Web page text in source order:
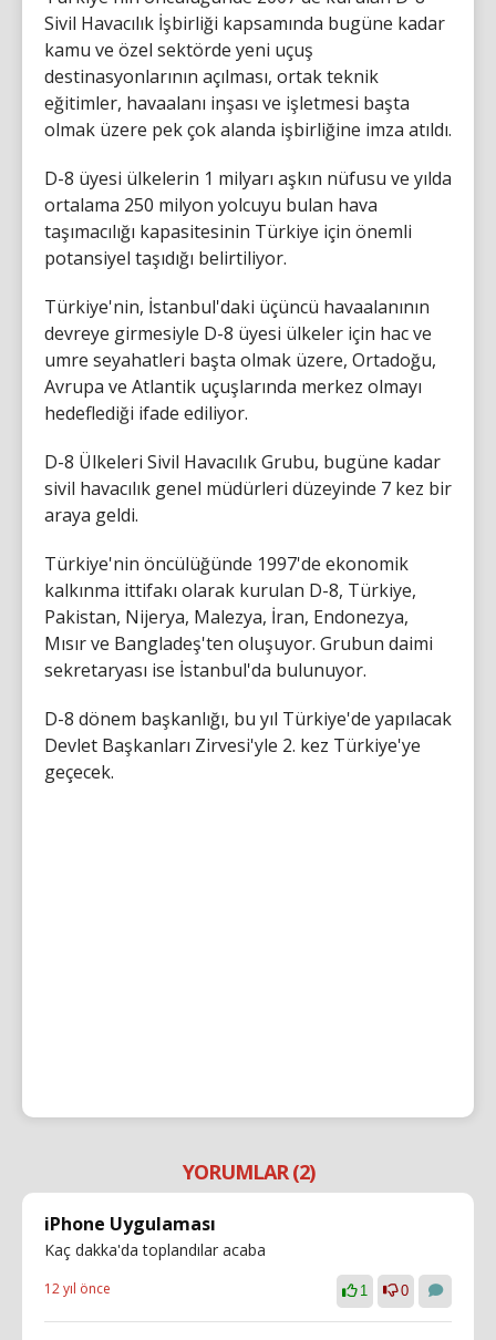
Sivil Havacılık İşbirliği kapsamında bugüne kadar
kamu ve özel sektörde yeni uçuş
destinasyonlarının açılması, ortak teknik
eğitimler, havaalanı inşası ve işletmesi başta
olmak üzere pek çok alanda işbirliğine imza atıldı.
D-8 üyesi ülkelerin 1 milyarı aşkın nüfusu ve yılda
ortalama 250 milyon yolcuyu bulan hava
taşımacılığı kapasitesinin Türkiye için önemli
potansiyel taşıdığı belirtiliyor.
Türkiye'nin, İstanbul'daki üçüncü havaalanının
devreye girmesiyle D-8 üyesi ülkeler için hac ve
umre seyahatleri başta olmak üzere, Ortadoğu,
Avrupa ve Atlantik uçuşlarında merkez olmayı
hedeflediği ifade ediliyor.
D-8 Ülkeleri Sivil Havacılık Grubu, bugüne kadar
sivil havacılık genel müdürleri düzeyinde 7 kez bir
araya geldi.
Türkiye'nin öncülüğünde 1997'de ekonomik
kalkınma ittifakı olarak kurulan D-8, Türkiye,
Pakistan, Nijerya, Malezya, İran, Endonezya,
Mısır ve Bangladeş'ten oluşuyor. Grubun daimi
sekretaryası ise İstanbul'da bulunuyor.
D-8 dönem başkanlığı, bu yıl Türkiye'de yapılacak
Devlet Başkanları Zirvesi'yle 2. kez Türkiye'ye
geçecek.
YORUMLAR (2)
iPhone Uygulaması
Kaç dakka'da toplandılar acaba
12 yıl önce 1 0